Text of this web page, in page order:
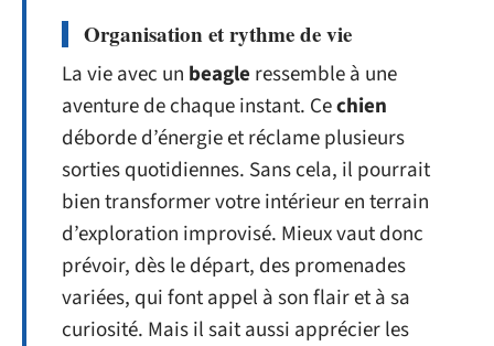
Organisation et rythme de vie
La vie avec un beagle ressemble à une
aventure de chaque instant. Cechien
déborde d’énergie et réclame plusieurs
sorties quotidiennes. Sans cela, il pourrait
bien transformer votre intérieur en terrain
d’exploration improvisé. Mieux vaut donc
prévoir, dès le départ, des promenades
variées, qui font appel à son flair et à sa
curiosité. Mais il sait aussi apprécier les